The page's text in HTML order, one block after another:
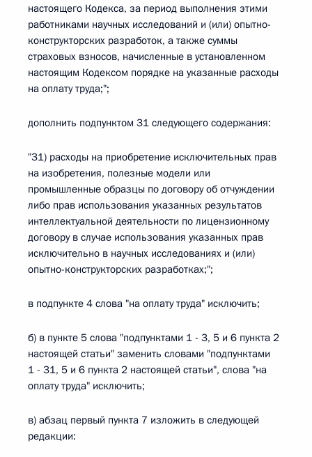
настоящего Кодекса, за период выполнения этими
работниками научных исследований и (или) опытно-
конструкторских разработок, а также суммы
страховых взносов, начисленные в установленном
настоящим Кодексом порядке на указанные расходы
на оплату труда;";
дополнить подпунктом 31 следующего содержания:
"31) расходы на приобретение исключительных прав
на изобретения, полезные модели или
промышленные образцы по договору об отчуждении
либо прав использования указанных результатов
интеллектуальной деятельности по лицензионному
договору в случае использования указанных прав
исключительно в научных исследованиях и (или)
опытно-конструкторских разработках;";
в подпункте 4 слова "на оплату труда" исключить;
б) в пункте 5 слова "подпунктами 1 - 3, 5 и 6 пункта 2
настоящей статьи" заменить словами "подпунктами
1 - 31, 5 и 6 пункта 2 настоящей статьи", слова "на
оплату труда" исключить;
в) абзац первый пункта 7 изложить в следующей
редакции: